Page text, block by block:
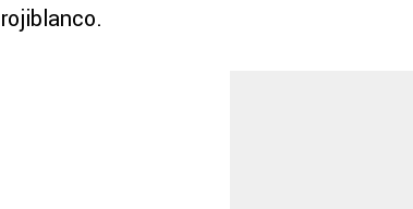
rojiblanco.